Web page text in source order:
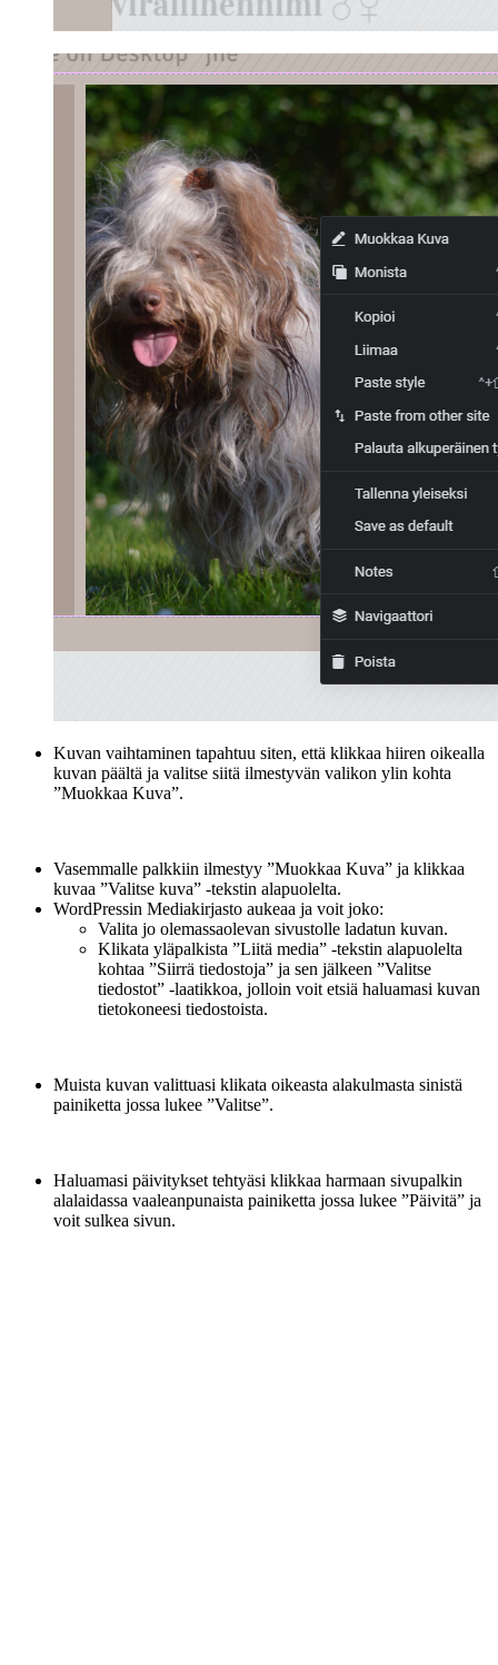
Kuvan vaihtaminen tapahtuu siten, että klikkaa hiiren oikealla
kuvan päältä ja valitse siitä ilmestyvän valikon ylin kohta
”Muokkaa Kuva”.
Vasemmalle palkkiin ilmestyy ”Muokkaa Kuva” ja klikkaa
kuvaa ”Valitse kuva” -tekstin alapuolelta.
WordPressin Mediakirjasto aukeaa ja voit joko:
Valita jo olemassaolevan sivustolle ladatun kuvan.
Klikata yläpalkista ”Liitä media” -tekstin alapuolelta
kohtaa ”Siirrä tiedostoja” ja sen jälkeen ”Valitse
tiedostot” -laatikkoa, jolloin voit etsiä haluamasi kuvan
tietokoneesi tiedostoista.
Muista kuvan valittuasi klikata oikeasta alakulmasta sinistä
painiketta jossa lukee ”Valitse”.
Haluamasi päivitykset tehtyäsi klikkaa harmaan sivupalkin
alalaidassa vaaleanpunaista painiketta jossa lukee ”Päivitä” ja
voit sulkea sivun.